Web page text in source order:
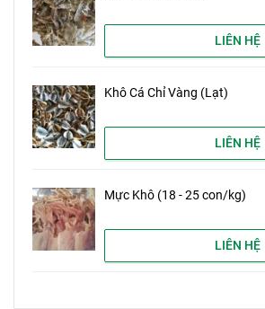
LIÊN HỆ
Khô Cá Chỉ Vàng (Lạt)
LIÊN HỆ
Mực Khô (18 - 25 con/kg)
LIÊN HỆ